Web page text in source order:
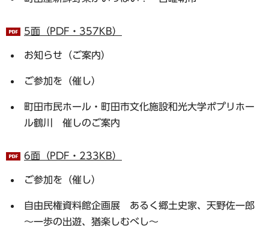
5面（PDF・357KB）
お知らせ（ご案内）
ご参加を（催し）
町田市民ホール・町田市文化施設和光大学ポプリホー
ル鶴川 催しのご案内
6面（PDF・233KB）
ご参加を（催し）
自由民権資料館企画展 あるく郷土史家、天野佐一郎
～一歩の出遊、猶楽しむべし～